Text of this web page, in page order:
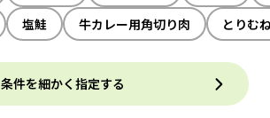
塩鮭 牛カレー用角切り肉 とりむ
条件を細かく指定する